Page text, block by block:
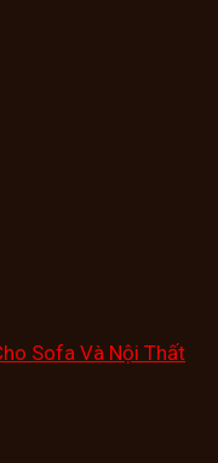
Sofa Và Nội Thất